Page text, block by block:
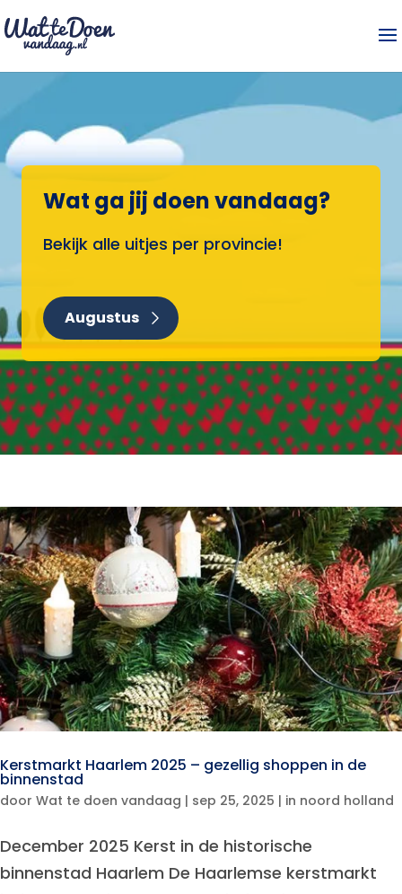
Wat ga jij doen vandaag?
Bekijk alle uitjes per provincie!
Augustus
Kerstmarkt Haarlem 2025 – gezellig shoppen in de
binnenstad
door Wat te doen vandaag | sep 25, 2025 | in noord holland
December 2025 Kerst in de historische
binnenstad Haarlem De Haarlemse kerstmarkt